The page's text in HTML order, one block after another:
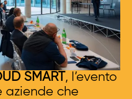
SMART , l’evento
aziende che